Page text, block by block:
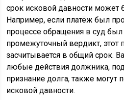
срок исковой давности может
Например, если платёж был
процессе обращения в суд
промежуточный вердикт, этот
засчитывается в общий срок.
любые действия должника,
признание долга, также могут
исковой давности.